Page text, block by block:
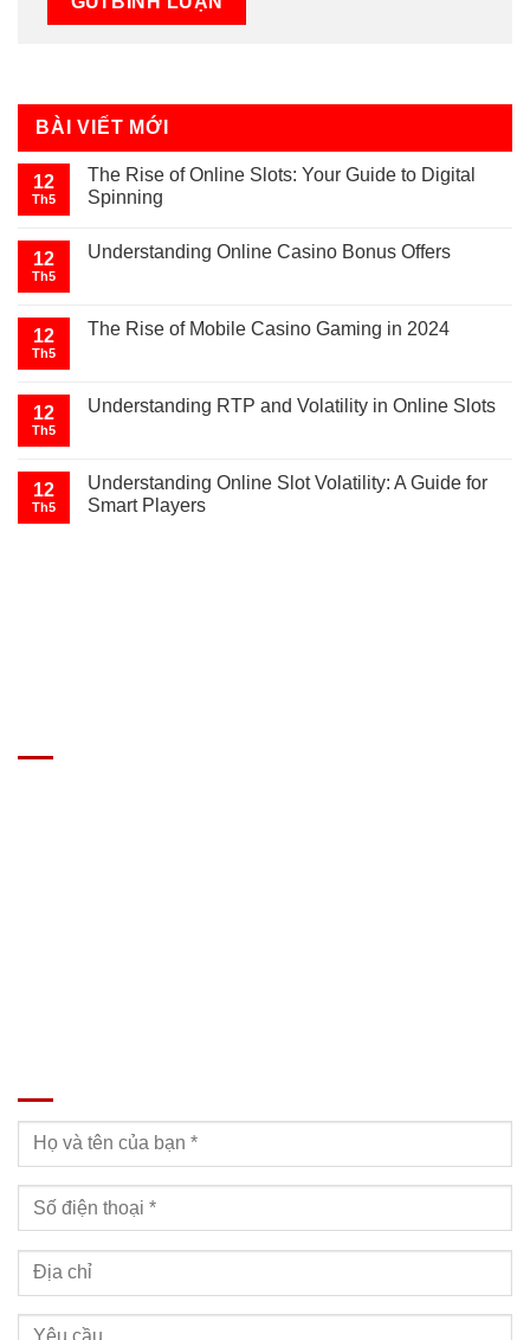
BÀI VIẾT MỚI
12
Th5
The Rise of Online Slots: Your Guide to Digital
Spinning
12
Th5
Understanding Online Casino Bonus Offers
12
Th5
The Rise of Mobile Casino Gaming in 2024
12
Th5
Understanding RTP and Volatility in Online Slots
12
Th5
Understanding Online Slot Volatility: A Guide for
Smart Players